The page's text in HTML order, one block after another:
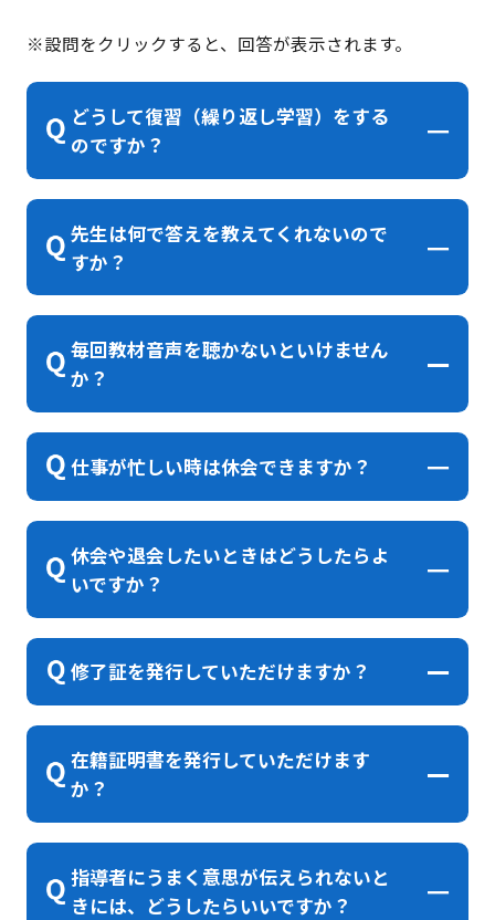
※設問をクリックすると、回答が表示されます。
どうして復習（繰り返し学習）をする
のですか？
先生は何で答えを教えてくれないので
すか？
毎回教材音声を聴かないといけません
か？
仕事が忙しい時は休会できますか？
休会や退会したいときはどうしたらよ
いですか？
修了証を発行していただけますか？
在籍証明書を発行していただけます
か？
指導者にうまく意思が伝えられないと
きには、どうしたらいいですか？